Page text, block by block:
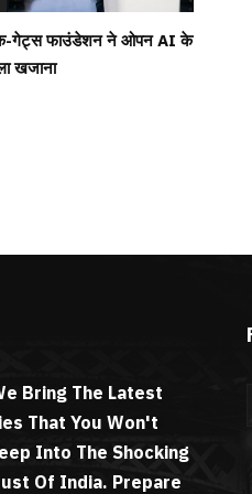
गेट्स फाउंडेशन ने ओपन AI के
खजाना
Bring The Latest
That You Won't
Into The Shocking
Of India. Prepare